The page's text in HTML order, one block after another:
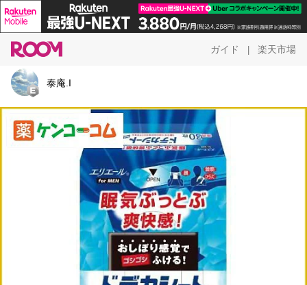
ガイド 楽天市場
泰庵.I